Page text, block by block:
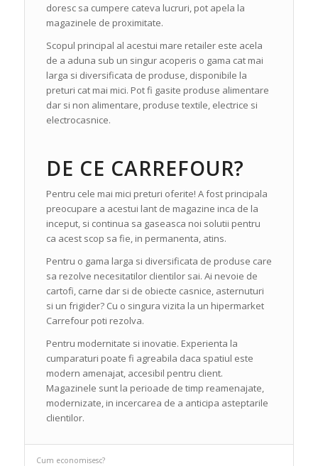
doresc sa cumpere cateva lucruri, pot apela la
magazinele de proximitate.
Scopul principal al acestui mare retailer este acela
de a aduna sub un singur acoperis o gama cat mai
larga si diversificata de produse, disponibile la
preturi cat mai mici. Pot fi gasite produse alimentare
dar si non alimentare, produse textile, electrice si
electrocasnice.
DE CE CARREFOUR?
Pentru cele mai mici preturi oferite! A fost principala
preocupare a acestui lant de magazine inca de la
inceput, si continua sa gaseasca noi solutii pentru
ca acest scop sa fie, in permanenta, atins.
Pentru o gama larga si diversificata de produse care
sa rezolve necesitatilor clientilor sai. Ai nevoie de
cartofi, carne dar si de obiecte casnice, asternuturi
si un frigider? Cu o singura vizita la un hipermarket
Carrefour poti rezolva.
Pentru modernitate si inovatie. Experienta la
cumparaturi poate fi agreabila daca spatiul este
modern amenajat, accesibil pentru client.
Magazinele sunt la perioade de timp reamenajate,
modernizate, in incercarea de a anticipa asteptarile
clientilor.
Cum economisesc?